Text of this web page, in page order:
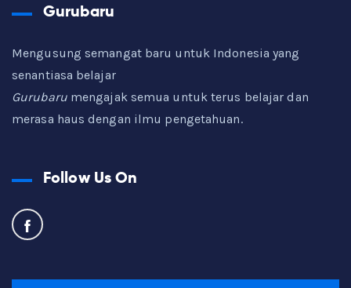
Gurubaru
Mengusung semangat baru untuk Indonesia yang
senantiasa belajar
Gurubarumengajak semua untuk terus belajar dan
merasa haus dengan ilmu pengetahuan.
Follow Us On